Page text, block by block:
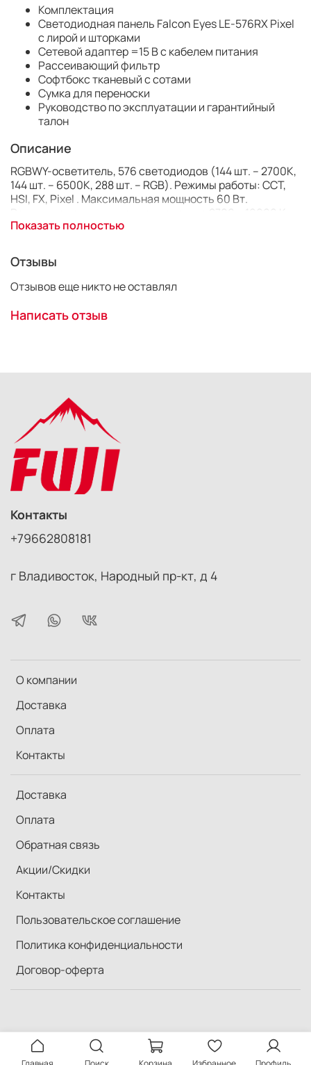
Комплектация
Светодиодная панель Falcon Eyes LE-576RX Pixel
с лирой и шторками
Сетевой адаптер =15 В с кабелем питания
Рассеивающий фильтр
Софтбокс тканевый с сотами
Сумка для переноски
Руководство по эксплуатации и гарантийный
талон
Описание
RGBWY-осветитель, 576 светодиодов (144 шт. – 2700К,
144 шт. – 6500К, 288 шт. – RGB). Режимы работы: CCT,
HSI, FX, Pixel . Максимальная мощность 60 Вт.
CRI≥96, TLCI ≥97, максимальная освещенность до
аккумуляторов NP-F ( в комплект не входят).
Управление через встроенную панель / DMX / со
смартфона по Bluetooth.
Показать полностью
Отзывы
Отзывов еще никто не оставлял
Написать отзыв
О компании
Доставка
Оплата
Контакты
Доставка
Оплата
Обратная связь
Акции/Скидки
Контакты
Пользовательское соглашение
Политика конфиденциальности
Договор-оферта
Контакты
+79662808181
г Владивосток, Народный пр-кт, д 4